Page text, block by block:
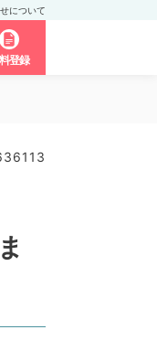
について
登録